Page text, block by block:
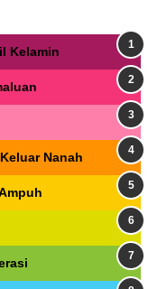
Kelamin
Nanah